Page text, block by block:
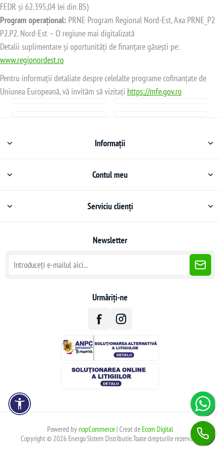
FEDR și 62.395,04 lei din BS)
Program operațional: PRNE Program Regional Nord-Est, Axa PRNE_P2
P2.P2. Nord-Est – O regiune mai digitalizată
Detalii suplimentare și oportunități de finanțare găsești pe:
www.regionordest.ro
Pentru informații detaliate despre celelalte programe cofinanțate de
Uniunea Europeană, vă invităm să vizitați https://mfe.gov.ro
Informații
Contul meu
Serviciu clienți
Newsletter
Urmăriți-ne
Powered bynopCommerce| Creat de Ecom Digital
Copyright © 2026 Energo Sistem Distributie.Toate drepturile rezervate.